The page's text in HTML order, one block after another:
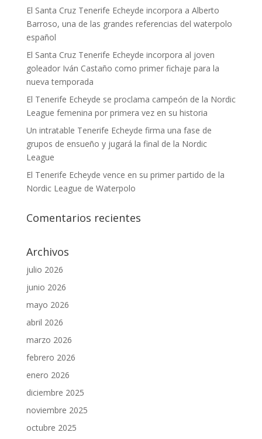
El Santa Cruz Tenerife Echeyde incorpora a Alberto
Barroso, una de las grandes referencias del waterpolo
español
El Santa Cruz Tenerife Echeyde incorpora al joven
goleador Iván Castaño como primer fichaje para la
nueva temporada
El Tenerife Echeyde se proclama campeón de la Nordic
League femenina por primera vez en su historia
Un intratable Tenerife Echeyde firma una fase de
grupos de ensueño y jugará la final de la Nordic
League
El Tenerife Echeyde vence en su primer partido de la
Nordic League de Waterpolo
Comentarios recientes
Archivos
julio 2026
junio 2026
mayo 2026
abril 2026
marzo 2026
febrero 2026
enero 2026
diciembre 2025
noviembre 2025
octubre 2025